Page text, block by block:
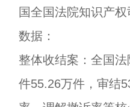
国全国法院知识产
数据：
整体收结案：全国
件55.26万件，审结